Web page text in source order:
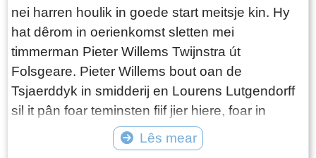
oan’e tsjerke.Hy ferstjert yn 1808 en it doarp
moat wer op syk nei in oare timmerman.
nei harren houlik in goede start meitsje kin. Hy
hat dêrom in oerienkomst sletten mei
timmerman Pieter Willems Twijnstra út
Folsgeare. Pieter Willems bout oan de
Tsjaerddyk in smidderij en Lourens Lutgendorff
sil it pân foar teminsten fiif jier hiere, foar in
bedrach fan fl 169 yn it jier. Sybe Corenelis
Nijdam stiet, as eigner fan in skipmakkerij yn
Lês mear